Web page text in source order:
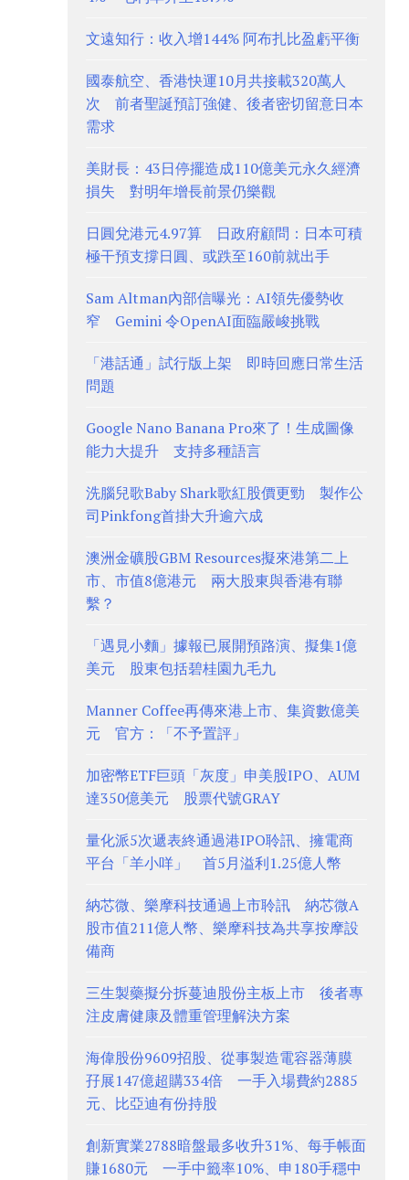
文遠知行：收入增144% 阿布扎比盈虧平衡
國泰航空、香港快運10月共接載320萬人
次 前者聖誕預訂強健、後者密切留意日本
需求
美財長：43日停擺造成110億美元永久經濟
損失 對明年增長前景仍樂觀
日圓兌港元4.97算 日政府顧問：日本可積
極干預支撐日圓、或跌至160前就出手
Sam Altman內部信曝光：AI領先優勢收
窄 Gemini 令OpenAI面臨嚴峻挑戰
「港話通」試行版上架 即時回應日常生活
問題
Google Nano Banana Pro來了！生成圖像
能力大提升 支持多種語言
洗腦兒歌Baby Shark歌紅股價更勁 製作公
司Pinkfong首掛大升逾六成
澳洲金礦股GBM Resources擬來港第二上
市、市值8億港元 兩大股東與香港有聯
繫？
「遇見小麵」據報已展開預路演、擬集1億
美元 股東包括碧桂園九毛九
Manner Coffee再傳來港上市、集資數億美
元 官方：「不予置評」
加密幣ETF巨頭「灰度」申美股IPO、AUM
達350億美元 股票代號GRAY
量化派5次遞表終通過港IPO聆訊、擁電商
平台「羊小咩」 首5月溢利1.25億人幣
納芯微、樂摩科技通過上市聆訊 納芯微A
股市值211億人幣、樂摩科技為共享按摩設
備商
三生製藥擬分拆蔓迪股份主板上市 後者專
注皮膚健康及體重管理解決方案
海偉股份9609招股、從事製造電容器薄膜
孖展147億超購334倍 一手入場費約2885
元、比亞迪有份持股
創新實業2788暗盤最多收升31%、每手帳面
賺1680元 一手中籤率10%、申180手穩中